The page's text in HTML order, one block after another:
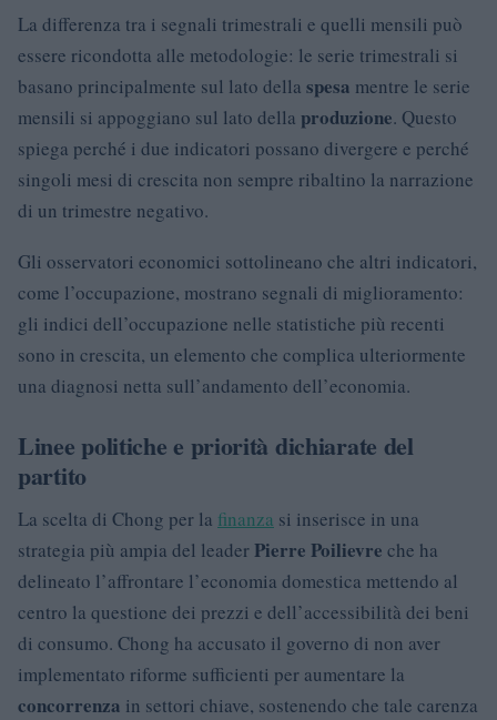
La differenza tra i segnali trimestrali e quelli mensili può
essere ricondotta alle metodologie: le serie trimestrali si
basano principalmente sul lato della spesa mentre le serie
mensili si appoggiano sul lato della produzione. Questo
spiega perché i due indicatori possano divergere e perché
singoli mesi di crescita non sempre ribaltino la narrazione
di un trimestre negativo.
Gli osservatori economici sottolineano che altri indicatori,
come l’occupazione, mostrano segnali di miglioramento:
gli indici dell’occupazione nelle statistiche più recenti
sono in crescita, un elemento che complica ulteriormente
una diagnosi netta sull’andamento dell’economia.
Linee politiche e priorità dichiarate del
partito
La scelta di Chong per la finanza si inserisce in una
strategia più ampia del leader Pierre Poilievre che ha
delineato l’affrontare l’economia domestica mettendo al
centro la questione dei prezzi e dell’accessibilità dei beni
di consumo. Chong ha accusato il governo di non aver
implementato riforme sufficienti per aumentare la
concorrenza in settori chiave, sostenendo che tale carenza